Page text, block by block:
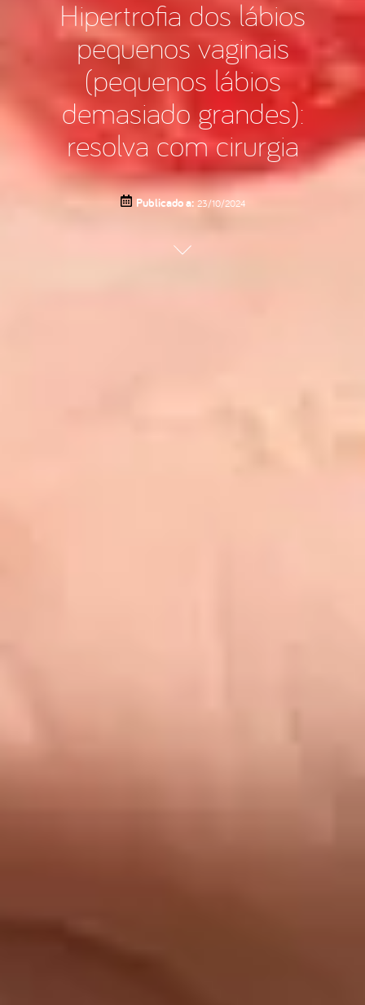
Hipertrofia dos lábios
pequenos vaginais
(pequenos lábios
demasiado grandes):
resolva com cirurgia
Publicado a: 23/10/2024